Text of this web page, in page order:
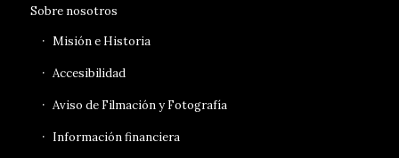
Sobre nosotros
Misión e Historia
Accesibilidad
Aviso de Filmación y Fotografía
Información financiera